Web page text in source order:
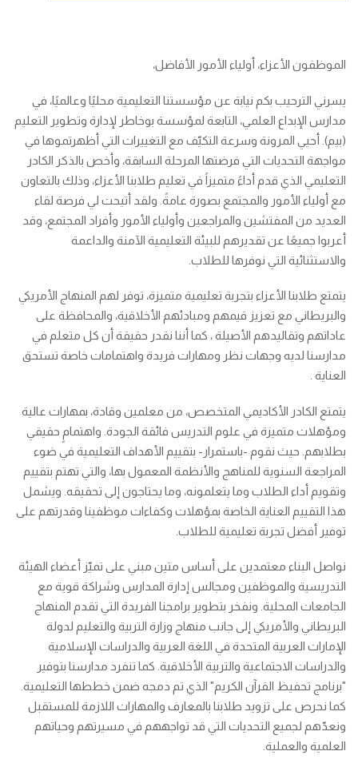
الموظفون الأعزاء، أولياء الأمور الأفاضل،
يسرني الترحيب بكم نيابة عن مؤسستنا التعليمية محليًا وعالميًا، في
مدارس الإبداع العلمي، التابعة لمؤسسة بوخاطر لإدارة وتطوير التعليم
(بيم). أحيي المرونة وسرعة التكيّف مع التغييرات التي أظهرتموها في
مواجهة التحديات التي فرضتها المرحلة السابقة، وأخص بالذكر الكادر
التعليمي الذي قدم أداءً متميزاً في تعليم طلابنا الأعزاء، وذلك بالتعاون
مع أولياء الأمور والمجتمع بصورة عامةً. ولقد أتيحت لي فرصة لقاء
العديد من المفتشين والمراجعين وأولياء الأمور وأفراد المجتمع، وقد
أعربوا جميعًا عن تقديرهم للبيئة التعليمية الآمنة والداعمة
والاستثنائية التي نوفرها للطلاب.
يتمتع طلابنا الأعزاء بتجربة تعليمية متميزة، توفر لهم المنهاج الأمريكي
والبريطاني مع تعزيز قيمهم ومبادئهم الأخلاقية، والمحافظة على
عاداتهم وتقاليدهم الأصيلة ، كما أننا نقدر حقيقة أن كل متعلم في
مدارسنا لديه وجهات نظر ومهارات فريدة واهتمامات خاصة تستحق
العناية .
يتمتع الكادر الأكاديمي المتخصص، من معلمين وقادة، بمهارات عالية
ومؤهلات متميزة في علوم التدريس فائقة الجودة. واهتمامٍ حقيقي
بطلابهم. حيث نقوم -باستمرار- بتقييم الأهداف التعليمية في ضوء
المراجعة السنوية للمناهج والأنظمة المعمول بها، والتي تهتم بتقييم
وتقويم أداء الطلاب وما يتعلمونه، وما يحتاجون إلى تحقيقه. ويشمل
هذا التقييم العناية الخاصة بمؤهلات وكفاءات موظفينا وقدرتهم على
توفير أفضل تجربة تعليمية للطلاب.
نواصل البناء معتمدين على أساس متين مبني على تميّز أعضاء الهيئة
التدريسية والموظفين ومجالس إدارة المدارس وشراكة قوية مع
الجامعات المحلية. ونفخر بتطوير برامجنا الفريدة التي تقدم المنهاج
البريطاني والأمريكي إلى جانب منهاج وزارة التربية والتعليم لدولة
الإمارات العربية المتحدة في اللغة العربية والدراسات الإسلامية
والدراسات الاجتماعية والتربية الأخلاقية. كما تنفرد مدارسنا بتوفير
"برنامج تحفيظ القرآن الكريم" الذي تم دمجه ضمن خططها التعليمية.
كما نحرص على تزويد طلابنا بالمعارف والمهارات اللازمة للمستقبل
ونعدّهم لجميع التحديات التي قد تواجههم في مسيرتهم وحياتهم
العلمية والعملية.